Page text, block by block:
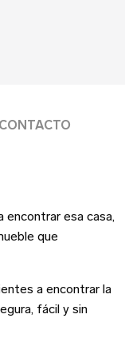
CONTACTO
encontrar esa casa,
que
a encontrar la
fácil y sin